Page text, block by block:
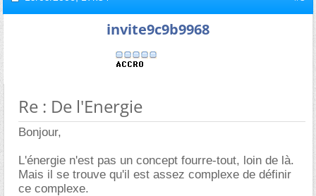
invite9c9b9968
Re : De l'Energie
Bonjour,
L'énergie n'est pas un concept fourre-tout, loin de là.
Mais il se trouve qu'il est assez complexe de définir
ce complexe.